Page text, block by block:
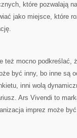
które pozwalają
jako miejsce, które
też mocno podkreślać,
być inny, bo inne są
inni wolą
Ars Vivendi to
imprez może